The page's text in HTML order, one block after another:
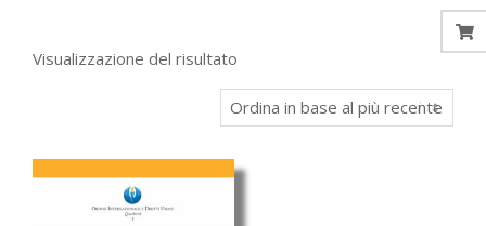
Visualizzazione del risultato